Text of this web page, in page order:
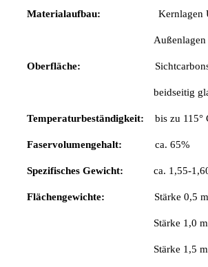
Materialaufbau: Kernlagen UD-
Außenlagen beidseitig
Oberfläche:
beidseitig glatt
Temperaturbeständigkeit: bis zu 115°
Faservolumengehalt: ca. 65%
Spezifisches Gewicht: ca. 1,55-1,60
Flächengewichte: Stärke 0,5 mm
Stärke 1,0 mm – ca.
Stärke 1,5 mm – ca.